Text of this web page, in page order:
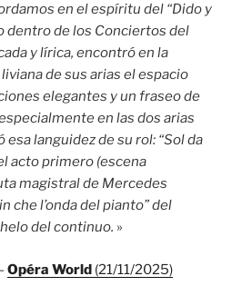
en el espíritu del “Dido y
dentro de los Conciertos del
y lírica, encontró en la
de sus arias el espacio
elegantes y un fraseo de
en las dos arias
languidez de su rol: “Sol da
acto primero (escena
magistral de Mercedes
che l’onda del pianto” del
del continuo. »
Opéra World (21/11/2025)